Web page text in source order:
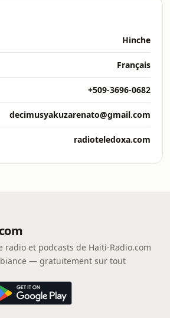
Hinche
Français
+509-3696-0682
decimusyakuzarenato@gmail.com
radioteledoxa.com
radio et podcasts de Haiti-Radio.com
— gratuitement sur tout